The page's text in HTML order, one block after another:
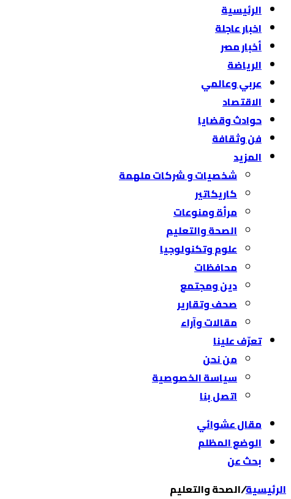
الرئيسية
اخبار عاجلة
أخبار مصر
الرياضة
عربي وعالمي
الاقتصاد
حوادث وقضايا
فن وثقافة
المزيد
شخصيات و شركات ملهمة
كاريكاتير
مرأة ومنوعات
الصحة والتعليم
علوم وتكنولوجيا
محافظات
دين ومجتمع
صحف وتقارير
مقالات وآراء
تعرّف علينا
من نحن
سياسة الخصوصية
اتصل بنا
مقال عشوائي
الوضع المظلم
بحث عن
الرئيسية/الصحة والتعليم